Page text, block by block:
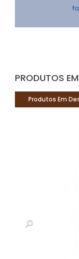
PRODUTOS
Produtos Em